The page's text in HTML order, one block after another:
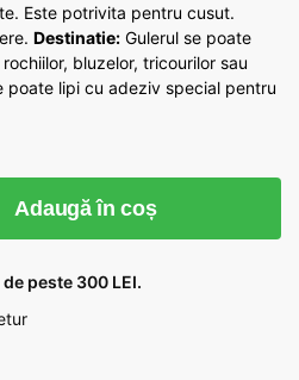
Este potrivita pentru cusut.
Destinatie: Gulerul se poate
bluzelor, tricourilor sau
poate lipi cu adeziv special pentru
Adaugă în coș
peste 300 LEI.